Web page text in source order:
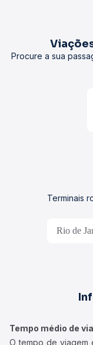
Procure a sua
Terminais
Rio de
Tempo médio de
O tempo de viagem